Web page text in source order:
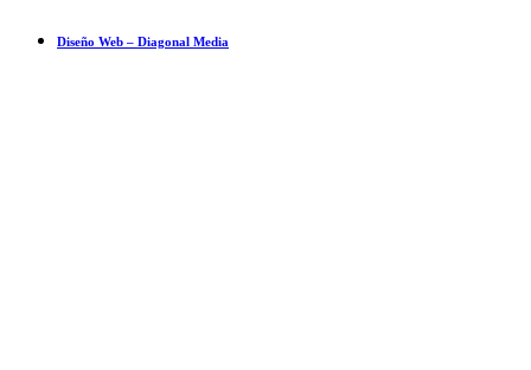
Diseño Web – Diagonal Media